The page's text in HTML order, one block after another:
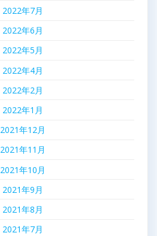
2022年7月
2022年6月
2022年5月
2022年4月
2022年2月
2022年1月
2021年12月
2021年11月
2021年10月
2021年9月
2021年8月
2021年7月